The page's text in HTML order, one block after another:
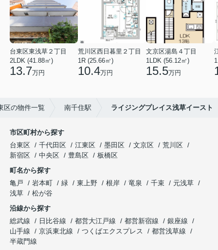
台東区東浅草２丁目
2LDK (41.88㎡)
13.7万円
荒川区西日暮里２丁目
1R (25.66㎡)
10.4万円
文京区湯島４丁目
1LDK (56.12㎡)
15.5万円
区の物件一覧 南千住駅 ライジングプレイス浅草イースト
市区町村から探す
台東区
千代田区 江東区 墨田区 文京区
荒川区
新宿区
中央区 豊島区
板橋区
町名から探す
亀戸
岩本町 緑 東上野 根岸 竜泉 千束
元浅草
浅草
松が谷
沿線から探す
総武線
日比谷線 都営大江戸線 都営新宿線
銀座線
山手線
京浜東北線 つくばエクスプレス
都営浅草線
半蔵門線